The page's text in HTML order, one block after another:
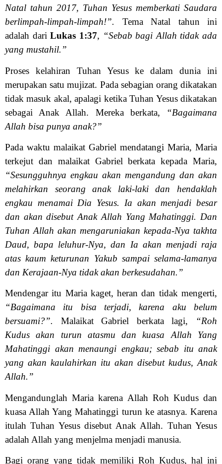
Natal tahun 2017, Tuhan Yesus memberkati Saudara
berlimpah-limpah-limpah!”. Tema Natal tahun ini
adalah dariLukas 1:37, “Sebab bagi Allah tidak ada
yang mustahil.”
Proses kelahiran Tuhan Yesus ke dalam dunia ini
merupakan satu mujizat. Pada sebagian orang dikatakan
tidak masuk akal, apalagi ketika Tuhan Yesus dikatakan
sebagai Anak Allah. Mereka berkata, “Bagaimana
Allah bisa punya anak?”
Pada waktu malaikat Gabriel mendatangi Maria, Maria
terkejut dan malaikat Gabriel berkata kepada Maria,
“Sesungguhnya engkau akan mengandung dan akan
melahirkan seorang anak laki-laki dan hendaklah
engkau menamai Dia Yesus. Ia akan menjadi besar
dan akan disebut Anak Allah Yang Mahatinggi. Dan
Tuhan Allah akan mengaruniakan kepada-Nya takhta
Daud, bapa leluhur-Nya, dan Ia akan menjadi raja
atas kaum keturunan Yakub sampai selama-lamanya
dan Kerajaan-Nya tidak akan berkesudahan.”
Mendengar itu Maria kaget, heran dan tidak mengerti,
“Bagaimana itu bisa terjadi, karena aku belum
bersuami?”. Malaikat Gabriel berkata lagi, “Roh
Kudus akan turun atasmu dan kuasa Allah Yang
Mahatinggi akan menaungi engkau; sebab itu anak
yang akan kaulahirkan itu akan disebut kudus, Anak
Allah.”
Mengandunglah Maria karena Allah Roh Kudus dan
kuasa Allah Yang Mahatinggi turun ke atasnya. Karena
itulah Tuhan Yesus disebut Anak Allah. Tuhan Yesus
adalah Allah yang menjelma menjadi manusia.
Bagi orang yang tidak memiliki Roh Kudus, hal ini